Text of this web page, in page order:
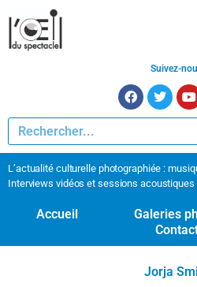
Suivez-
L’actualité culturelle photographiée :
Interviews vidéos et sessions acoustiques
Accueil Galeries
Jorja